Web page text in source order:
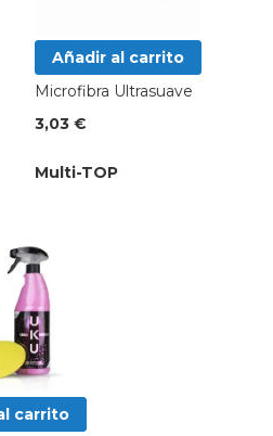
Añadir al carrito
Microfibra Ultrasuave
3,03 €
Multi-TOP
carrito